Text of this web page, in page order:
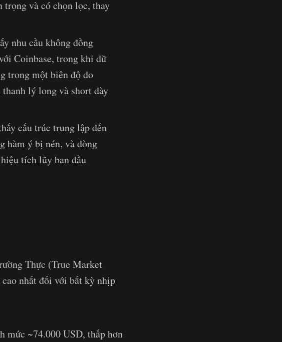
trọng và có chọn lọc, thay
nhu cầu không đồng
Coinbase, trong khi dữ
trong một biên độ do
lý long và short dày
cấu trúc trung lập đến
hàm ý bị nén, và dòng
tích lũy ban đầu
Thực (True Market
nhất đối với bất kỳ nhịp
mức ~74.000 USD, thấp hơn